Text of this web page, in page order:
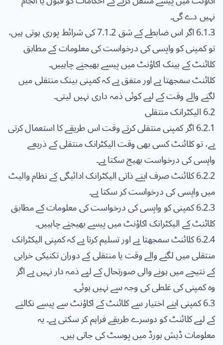
نہیں دے گی۔
6.1.3 اگر اس ضابطے کے شق 7.1.2 کی شرائط پوری ہوتی ہیں،
تو کمپنی کو واپسی کی درخواست کی معلومات کے مطابق
کلائنٹ کے بینک اکاؤنٹ میں پیسے بھیجنے چاہییں۔
کلائنٹ سمجھتا ہے اور متفق ہے کہ کمپنی بینک منتقلی میں
لگنے والے وقت کے لیے کوئی ذمہ داری نہیں لیتی۔
6.2 الیکٹرانک منتقلی
6.2.1 اگر کمپنی منتقلی کرتے وقت اس طریقے کا استعمال کرتی
ہے، تو کلائنٹ کسی بھی وقت الیکٹرانک منتقلی کے ذریعے
واپسی کی درخواست بھیج سکتا ہے۔
6.2.2 کلائنٹ صرف اپنے ذاتی الیکٹرانک ادائیگی کے نظام والیٹ
میں واپسی کی درخواست کر سکتا ہے۔
6.2.3 کمپنی کو واپسی کی درخواست کی معلومات کے مطابق
کلائنٹ کے الیکٹرانک اکاؤنٹ میں پیسے بھیجنے چاہییں۔
6.2.4 کلائنٹ سمجھتا ہے اور تسلیم کرتا ہے کہ کمپنی الیکٹرانک
منتقلی میں لگنے والے وقت یا منتقلی کے دوران تکنیکی خرابی
کے نتیجے میں ہونے والی صورتحال کے لیے ذمہ دار نہیں ہے اگر
وہ کمپنی کی غلطی کی وجہ سے نہیں ہوئی۔
6.3 کمپنی اپنے اختیار سے کلائنٹ کے اکاؤنٹ سے پیسے نکالنے
کے لیے کلائنٹ کو دوسرے طریقے فراہم کر سکتی ہے۔ یہ
معلومات ڈیش بورڈ میں پوسٹ کی جاتی ہیں۔